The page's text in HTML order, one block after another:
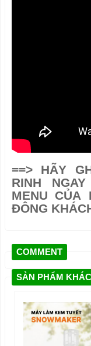
==> HÃY
RINH
MENU CỦA
ĐÔNG
COMMENT
SẢN PHẨM KHÁC